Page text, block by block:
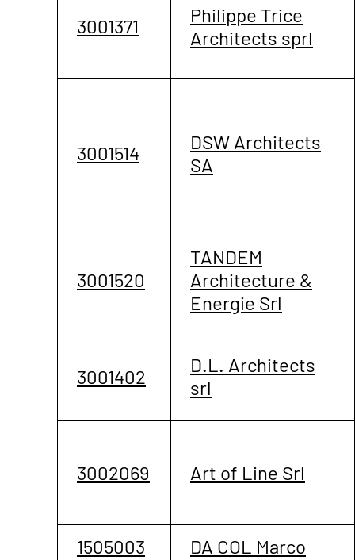
3001371
Philippe Trice
Architects sprl
3001514
DSW Architects
SA
3001520
TANDEM
Architecture &
Energie Srl
3001402
D.L. Architects
srl
3002069 Art of Line Srl
1505003 DA COL Marco